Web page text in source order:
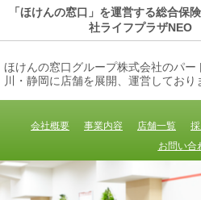
「ほけんの窓口」を運営する総合保
社ライフプラザNEO
ほけんの窓口グループ株式会社のパ
川・静岡に店舗を展開、運営しており
会社概要 事業内容 店舗一覧
お問い合